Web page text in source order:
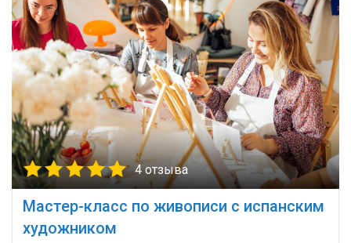
4 отзыва
Мастер-класс по живописи с испанским
художником